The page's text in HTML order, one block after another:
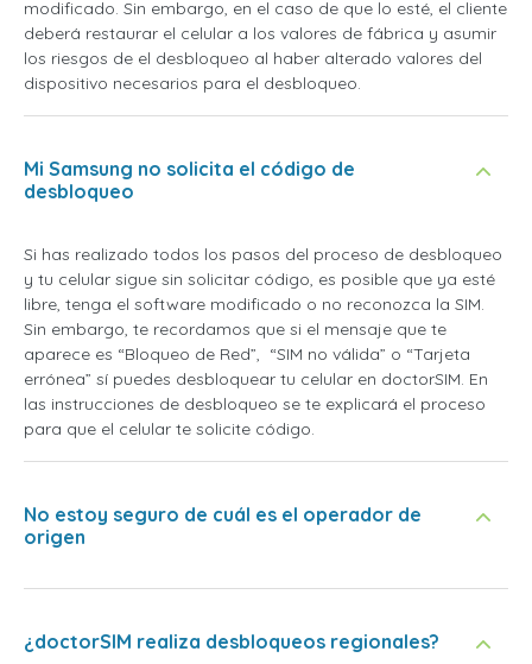
modificado. Sin embargo, en el caso de que lo esté, el cliente
deberá restaurar el celular a los valores de fábrica y asumir
los riesgos de el desbloqueo al haber alterado valores del
dispositivo necesarios para el desbloqueo.
Mi Samsung no solicita el código de
desbloqueo
Si has realizado todos los pasos del proceso de desbloqueo
y tu celular sigue sin solicitar código, es posible que ya esté
libre, tenga el software modificado o no reconozca la SIM.
Sin embargo, te recordamos que si el mensaje que te
aparece es “Bloqueo de Red”, “SIM no válida” o “Tarjeta
errónea” sí puedes desbloquear tu celular en doctorSIM. En
las instrucciones de desbloqueo se te explicará el proceso
para que el celular te solicite código.
No estoy seguro de cuál es el operador de
origen
¿doctorSIM realiza desbloqueos regionales?